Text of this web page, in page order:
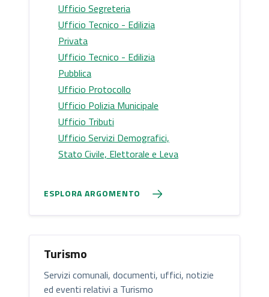
Ufficio Segreteria
Ufficio Tecnico - Edilizia
Privata
Ufficio Tecnico - Edilizia
Pubblica
Ufficio Protocollo
Ufficio Polizia Municipale
Ufficio Tributi
Ufficio Servizi Demografici,
Stato Civile, Elettorale e Leva
ESPLORA ARGOMENTO
Turismo
Servizi comunali, documenti, uffici, notizie
ed eventi relativi a Turismo